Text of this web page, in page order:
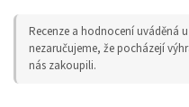
Recenze a hodnocení
nezaručujeme, že pocházejí
nás zakoupili.